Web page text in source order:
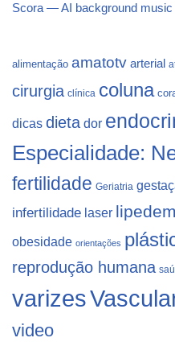
Scora — AI background
alimentação amatotv arterial
cirurgia clínica coluna
dicas dieta dor
Especialidade:
fertilidade Geriatria
infertilidade laser
obesidade orientações
reprodução humana
varizes
video